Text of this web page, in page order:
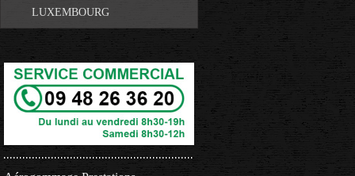
LUXEMBOURG